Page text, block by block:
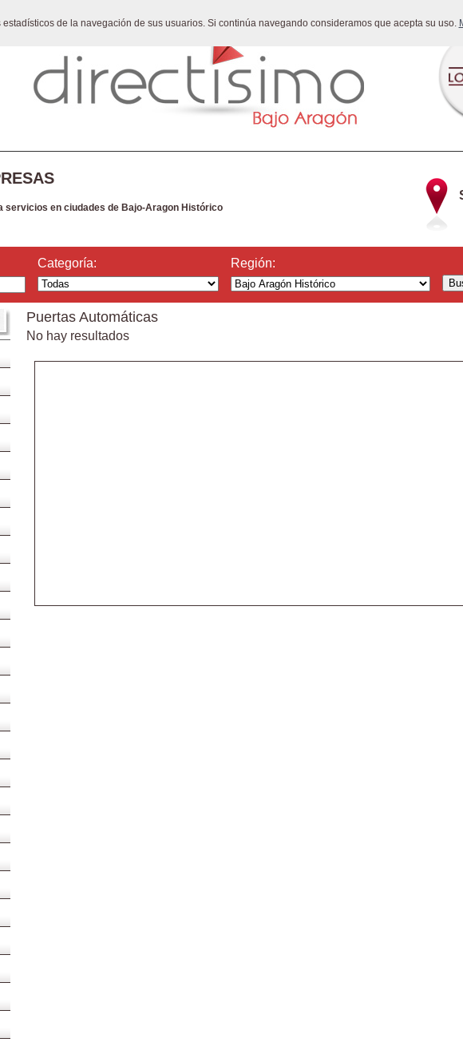
de la navegación de sus usuarios. Si continúa navegando consideramos que acepta su uso.
servicios en ciudades de Bajo-Aragon Histórico
Categoría: Región:
Puertas Automáticas
No hay resultados